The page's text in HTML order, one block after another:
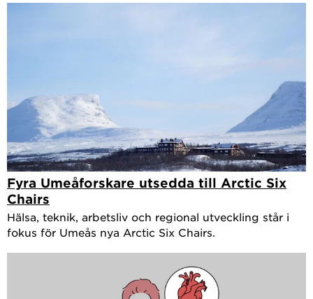
Fyra Umeåforskare utsedda till Arctic Six
Chairs
Hälsa, teknik, arbetsliv och regional utveckling står i
fokus för Umeås nya Arctic Six Chairs.